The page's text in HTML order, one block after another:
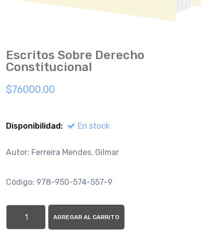
Escritos Sobre Derecho
Constitucional
$76000.00
Disponibilidad: En stock
Autor: Ferreira Mendes, Gilmar
Código: 978-950-574-557-9
AGREGAR AL CARRITO